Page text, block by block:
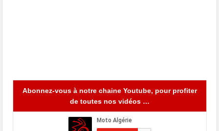
Abonnez-vous à notre chaine Youtube, pour profiter
de toutes nos vidéos …